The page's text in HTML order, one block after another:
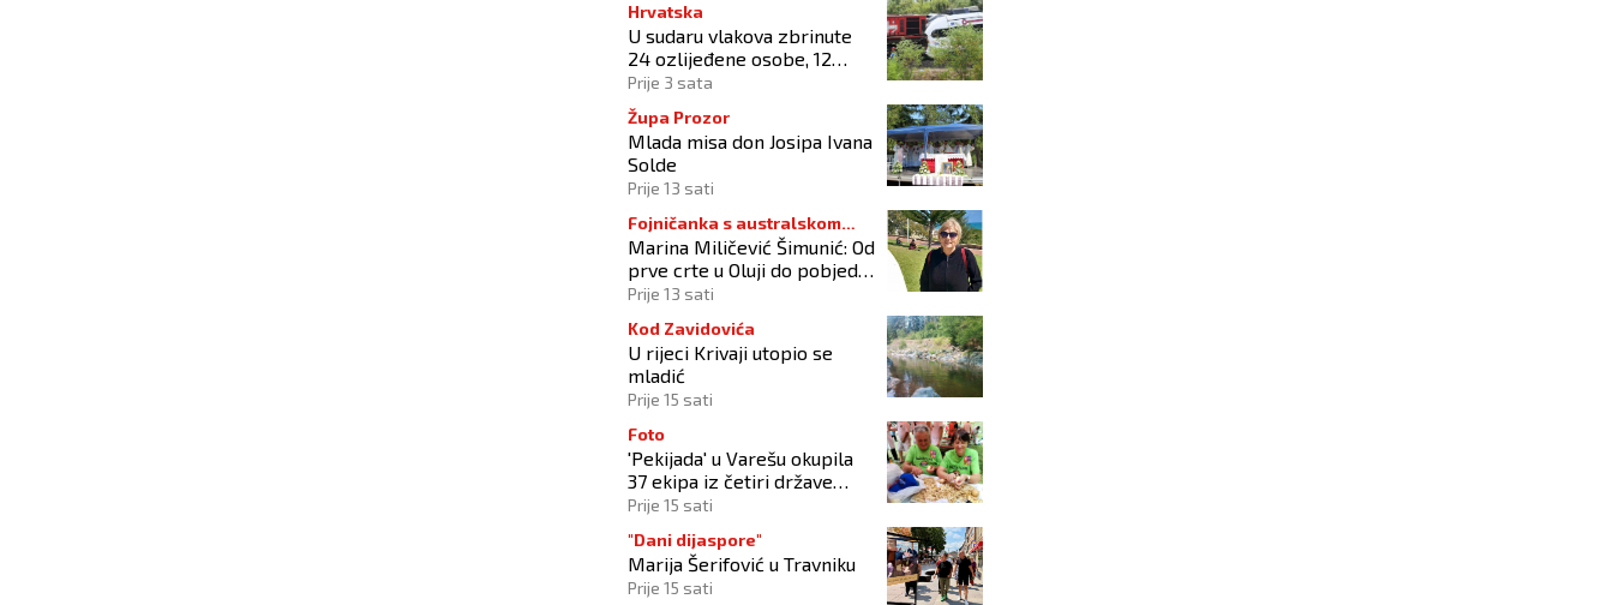
Hrvatska
U sudaru vlakova zbrinute
24 ozlijeđene osobe, 12
zadržano na liječenju
Prije 3 sata
Župa Prozor
Mlada misa don Josipa Ivana
Solde
Prije 13 sati
Fojničanka s australskom
adresom
Marina Miličević Šimunić: Od
prve crte u Oluji do pobjede
nad vlastitim „olujama“
Prije 13 sati
Kod Zavidovića
U rijeci Krivaji utopio se
mladić
Prije 15 sati
Foto
'Pekijada' u Varešu okupila
37 ekipa iz četiri države
regije
Prije 15 sati
"Dani dijaspore"
Marija Šerifović u Travniku
Prije 15 sati